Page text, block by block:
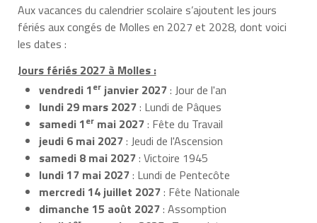
Aux vacances du calendrier scolaire s’ajoutent les jours
fériés aux congés de Molles en 2027 et 2028, dont voici
les dates :
Jours fériés 2027 à Molles :
vendredi 1er janvier 2027: Jour de l'an
lundi 29 mars 2027: Lundi de Pâques
samedi 1er mai 2027: Fête du Travail
jeudi 6 mai 2027: Jeudi de l'Ascension
samedi 8 mai 2027: Victoire 1945
lundi 17 mai 2027: Lundi de Pentecôte
mercredi 14 juillet 2027: Fête Nationale
dimanche 15 août 2027: Assomption